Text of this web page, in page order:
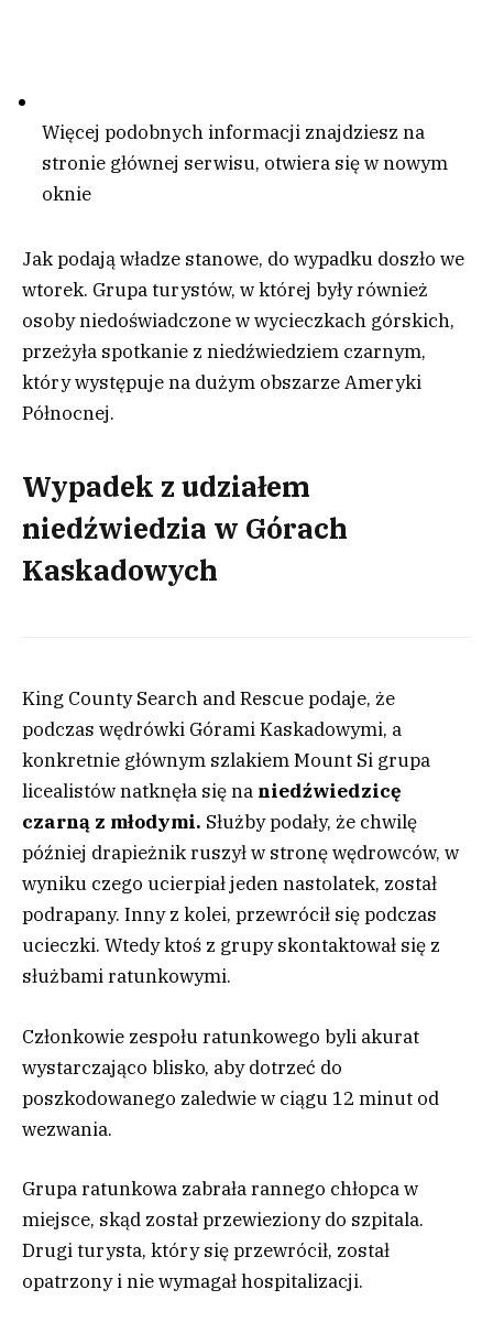
Więcej podobnych informacji znajdziesz na
stronie głównej serwisu, otwiera się w nowym
oknie
Jak podają władze stanowe, do wypadku doszło we
wtorek. Grupa turystów, w której były również
osoby niedoświadczone w wycieczkach górskich,
przeżyła spotkanie z niedźwiedziem czarnym,
który występuje na dużym obszarze Ameryki
Północnej.
Wypadek z udziałem
niedźwiedzia w Górach
Kaskadowych
King County Search and Rescue podaje, że
podczas wędrówki Górami Kaskadowymi, a
konkretnie głównym szlakiem Mount Si grupa
licealistów natknęła się na niedźwiedzicę
czarną z młodymi. Służby podały, że chwilę
później drapieżnik ruszył w stronę wędrowców, w
wyniku czego ucierpiał jeden nastolatek, został
podrapany. Inny z kolei, przewrócił się podczas
ucieczki. Wtedy ktoś z grupy skontaktował się z
służbami ratunkowymi.
Członkowie zespołu ratunkowego byli akurat
wystarczająco blisko, aby dotrzeć do
poszkodowanego zaledwie w ciągu 12 minut od
wezwania.
Grupa ratunkowa zabrała rannego chłopca w
miejsce, skąd został przewieziony do szpitala.
Drugi turysta, który się przewrócił, został
opatrzony i nie wymagał hospitalizacji.